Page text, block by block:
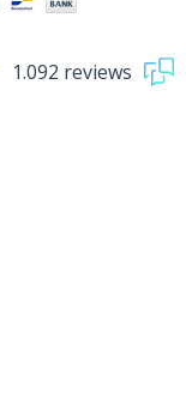
1.092 reviews